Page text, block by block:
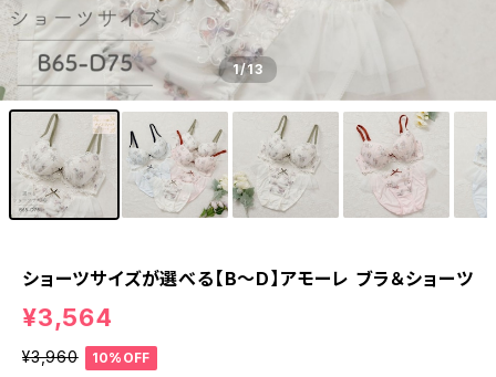
1/13
ショーツサイズが選べる【B〜D】アモーレ ブラ＆ショーツ
¥3,564
¥3,960 10%OFF